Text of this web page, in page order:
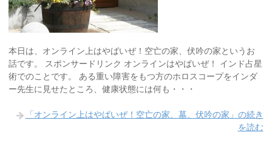
本日は、オンライン上はやばいぜ！空亡の家、伏吟の家というお
話です。 スポンサードリンク オンラインはやばいぜ！ インド占星
術でのことです。 ある重い障害をもつ方のホロスコープをインダ
ー先生に見せたところ、健康状態には何も・・・
「オンライン上はやばいぜ！空亡の家、墓、伏吟の家」の続き
を読む